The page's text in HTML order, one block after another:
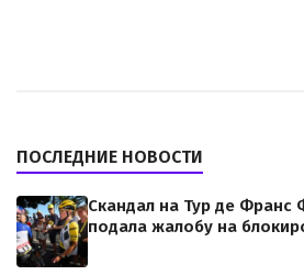
ПОСЛЕДНИЕ НОВОСТИ
Скандал на Тур де
подала жалобу на